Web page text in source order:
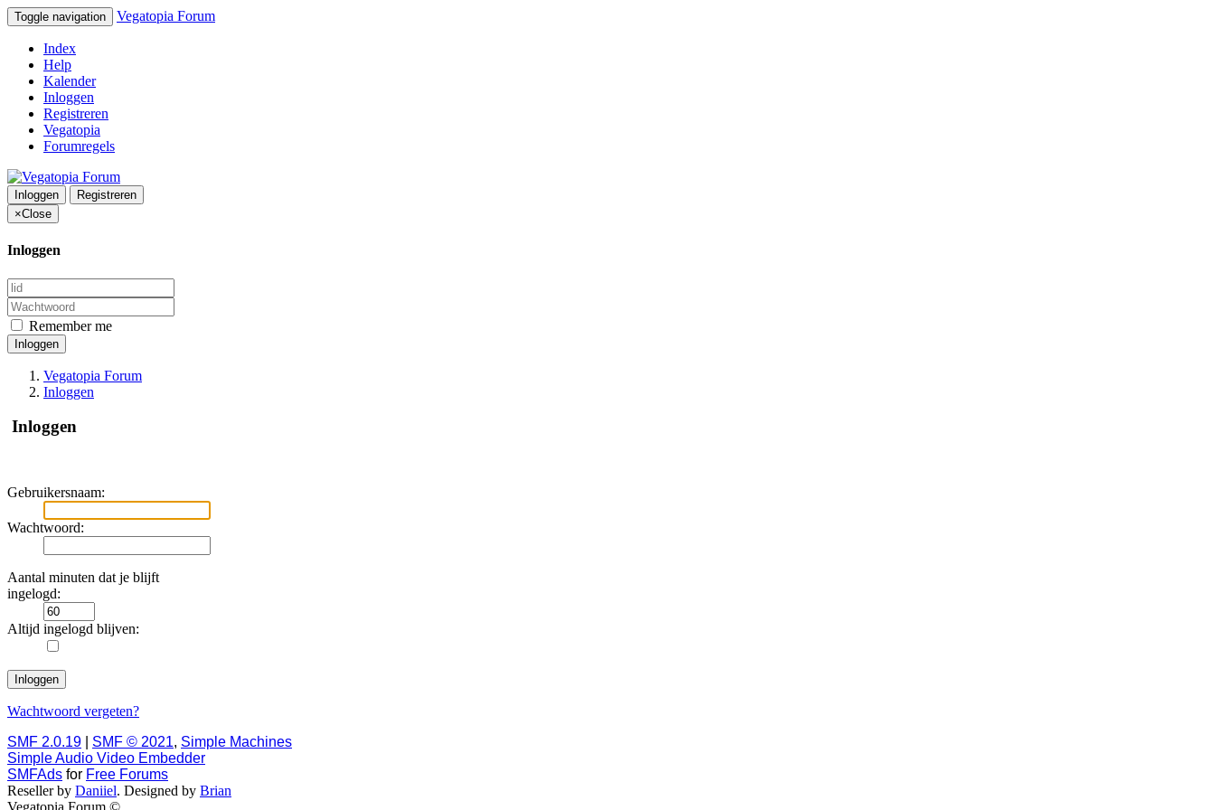
Toggle navigation Vegatopia Forum
Index
Help
Kalender
Inloggen
Registreren
Vegatopia
Forumregels
Inloggen
Registreren
×Close
Inloggen
Remember me
Inloggen
Vegatopia Forum
Inloggen
Inloggen
Gebruikersnaam:
Wachtwoord:
Aantal minuten dat je blijft
ingelogd:
Altijd ingelogd blijven:
Wachtwoord vergeten?
SMF 2.0.19
SMF © 2021, Simple Machines
Simple Audio Video Embedder
SMFAds for Free Forums
Reseller by Daniiel. Designed by Brian
Vegatopia Forum ©